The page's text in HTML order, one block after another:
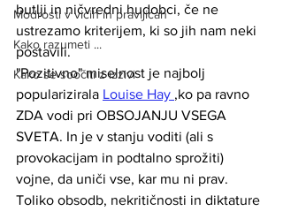
Modrosti v vicih in pravljicah
Kako razumeti ...
Kako se soočiti z izzivi
butlji in ničvredni hudobci, če ne
ustrezamo kriterijem, ki so jih nam neki
postavili.
"Pozitivno" miselnost je najbolj
popularizirala Louise Hay ,ko pa ravno
ZDA vodi pri OBSOJANJU VSEGA
SVETA. In je v stanju voditi (ali s
provokacijam in podtalno sprožiti)
vojne, da uniči vse, kar mu ni prav.
Toliko obsodb, nekritičnosti in diktature